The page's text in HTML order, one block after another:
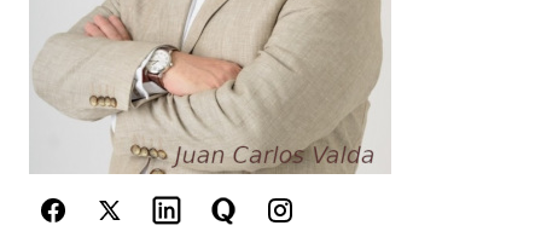
Este sitio esta protegido por
reCAPTCHA y laPolítica de
privacidady losTérminos del servicio
de Google se aplican.